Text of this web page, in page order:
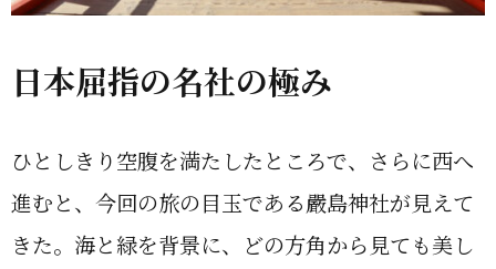
日本屈指の名社の極み
ひとしきり空腹を満たしたところで、さらに西へ
進むと、今回の旅の目玉である嚴島神社が見えて
きた。海と緑を背景に、どの方角から見ても美し